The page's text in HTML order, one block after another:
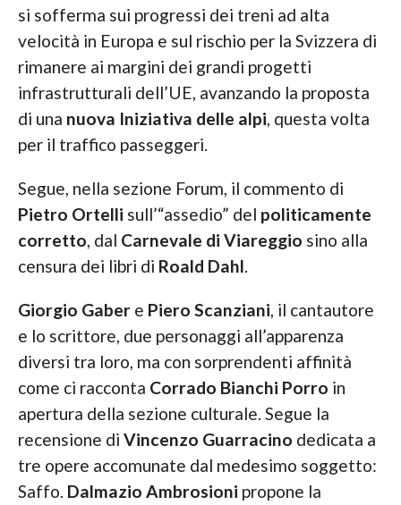
si sofferma sui progressi dei treni ad alta
velocità in Europa e sul rischio per la Svizzera di
rimanere ai margini dei grandi progetti
infrastrutturali dell’UE, avanzando la proposta
di una nuova Iniziativa delle alpi , questa volta
per il traffico passeggeri.
Segue, nella sezione Forum, il commento di
Pietro Ortelli sull’“assedio” del politicamente
corretto , dal Carnevale di Viareggio sino alla
censura dei libri di Roald Dahl
Giorgio Gabere Piero Scanziani , il cantautore
e lo scrittore, due personaggi all’apparenza
diversi tra loro, ma con sorprendenti affinità
come ci racconta Corrado Bianchi Porro in
apertura della sezione culturale. Segue la
recensione di Vincenzo Guarracino dedicata a
tre opere accomunate dal medesimo soggetto:
Saffo. Dalmazio Ambrosioni propone la